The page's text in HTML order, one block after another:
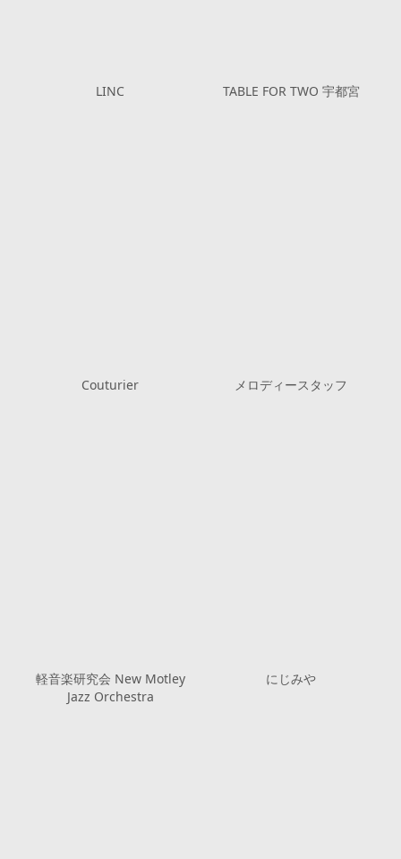
LINC TABLE FOR TWO 宇都宮
Couturier メロディースタッフ
軽音楽研究会 New Motley
Jazz Orchestra
にじみや